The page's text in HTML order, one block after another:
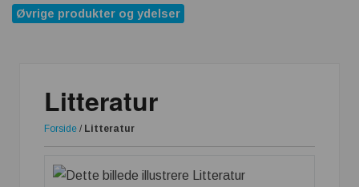
Øvrige produkter og ydelser
Litteratur
Forside / Litteratur